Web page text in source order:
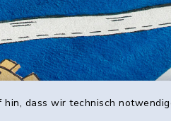
dass wir technisch